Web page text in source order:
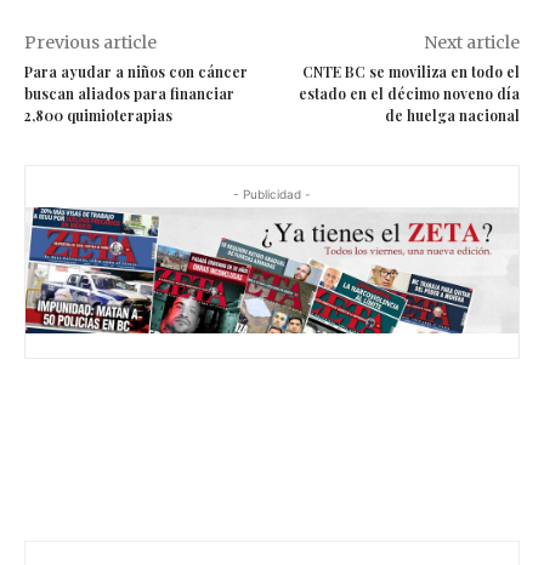
Previous article
Para ayudar a niños con cáncer
buscan aliados para financiar
2,800 quimioterapias
Next article
CNTE BC se moviliza en todo el
estado en el décimo noveno día
de huelga nacional
- Publicidad -